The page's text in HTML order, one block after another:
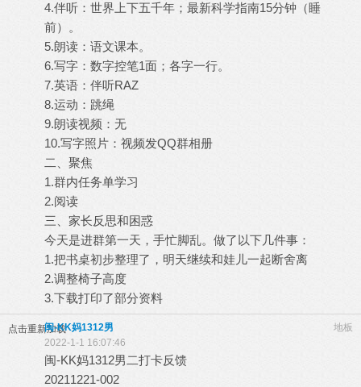
4.伴听：世界上下五千年；最新科学指南15分钟（睡
前）。
5.朗读：语文课本。
6.写字：数字控笔1面；各字一行。
7.英语：伴听RAZ
8.运动：跳绳
9.朗读视频：无
10.写字照片：视频发QQ群相册
二、聚焦
1.群内任务单学习
2.阅读
三、家长反思和困惑
今天是进群第一天，手忙脚乱。做了以下几件事：
1.把书桌初步整理了，明天继续和娃儿一起断舍离
2.调整椅子高度
3.下载打印了部分资料
点击重新加载 地板
闽-KK妈1312男
2022-1-1 16:07:46
闽-KK妈1312男二打卡反馈
20211221-002